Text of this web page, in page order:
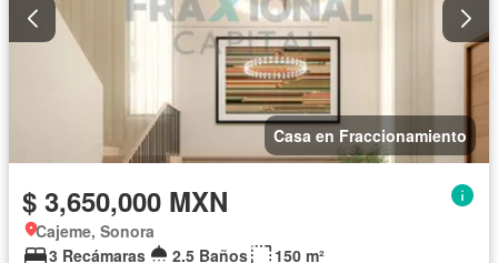
Casa en Fraccionamiento
$ 3,650,000 MXN
Cajeme, Sonora
3 Recámaras
2.5 Baños
150 m²